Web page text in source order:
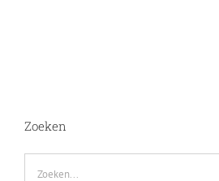
Zoeken